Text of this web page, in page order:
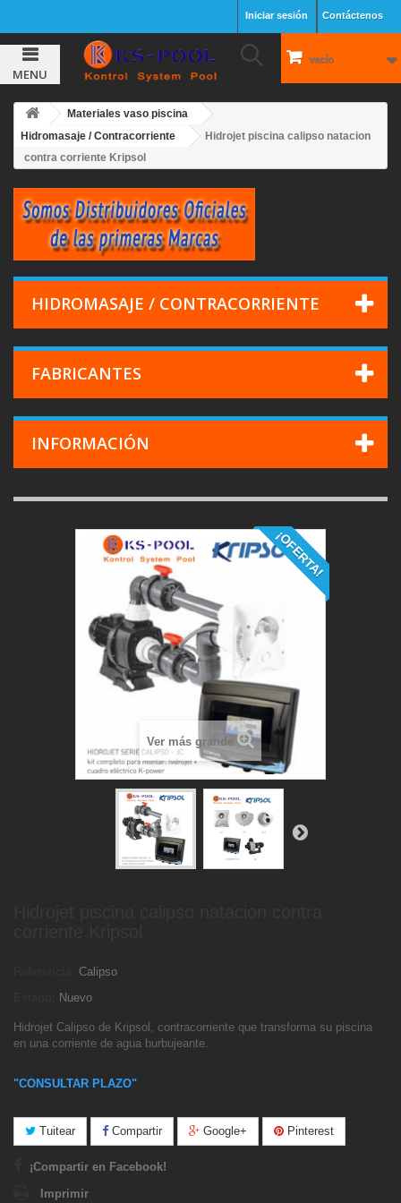
Contáctenos
Iniciar sesión
vacío
MENU
Materiales vaso piscina
Hidromasaje / Contracorriente
Hidrojet piscina calipso natacion
contra corriente Kripsol
HIDROMASAJE / CONTRACORRIENTE
FABRICANTES
INFORMACIÓN
¡OFERTA!
Ver más grande
Calipso
Nuevo
Hidrojet Calipso de Kripsol, contracorriente que transforma su piscina
en una corriente de agua burbujeante.
"CONSULTAR PLAZO"
Tuitear Compartir Google+ Pinterest
¡Compartir en Facebook!
Imprimir